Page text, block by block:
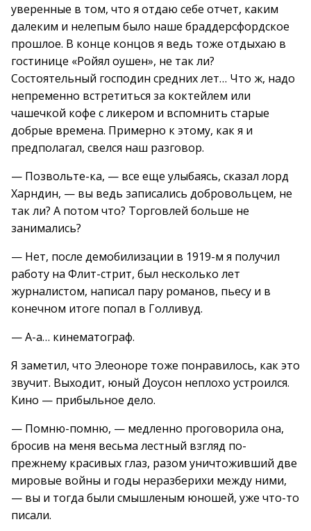
уверенные в том, что я отдаю себе отчет, каким
далеким и нелепым было наше браддерсфордское
прошлое. В конце концов я ведь тоже отдыхаю в
гостинице «Ройял оушен», не так ли?
Состоятельный господин средних лет… Что ж, надо
непременно встретиться за коктейлем или
чашечкой кофе с ликером и вспомнить старые
добрые времена. Примерно к этому, как я и
предполагал, свелся наш разговор.
— Позвольте-ка, — все еще улыбаясь, сказал лорд
Харндин, — вы ведь записались добровольцем, не
так ли? А потом что? Торговлей больше не
занимались?
— Нет, после демобилизации в 1919-м я получил
работу на Флит-стрит, был несколько лет
журналистом, написал пару романов, пьесу и в
конечном итоге попал в Голливуд.
— А-а… кинематограф.
Я заметил, что Элеоноре тоже понравилось, как это
звучит. Выходит, юный Доусон неплохо устроился.
Кино — прибыльное дело.
— Помню-помню, — медленно проговорила она,
бросив на меня весьма лестный взгляд по-
прежнему красивых глаз, разом уничтоживший две
мировые войны и годы неразберихи между ними,
— вы и тогда были смышленым юношей, уже что-то
писали.